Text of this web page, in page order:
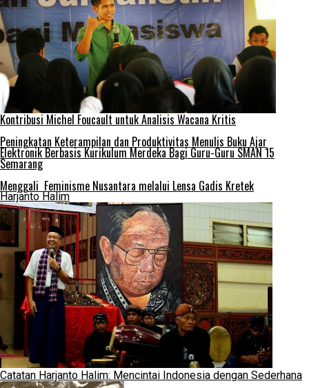
Kontribusi Michel Foucault untuk Analisis Wacana Kritis
Peningkatan Keterampilan dan Produktivitas Menulis Buku Ajar
Elektronik Berbasis Kurikulum Merdeka Bagi Guru-Guru SMAN 15
Semarang
Menggali Feminisme Nusantara melalui Lensa Gadis Kretek
Harjanto Halim
Catatan Harjanto Halim: Mencintai Indonesia dengan Sederhana